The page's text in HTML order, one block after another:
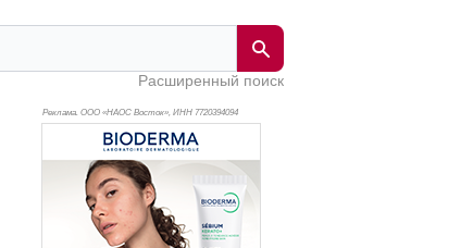
Расширенный поиск
Реклама. ООО «НАОС Восток», ИНН 7720394094